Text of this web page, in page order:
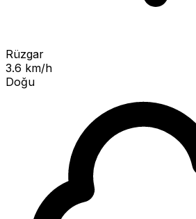
Rüzgar
3.6 km/h
Doğu